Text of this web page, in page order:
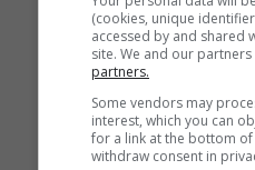
(cookies, unique
accessed by and shared
site. We and our
partners.
Some vendors may
interest, which you can
for a link at the bottom
withdraw consent in